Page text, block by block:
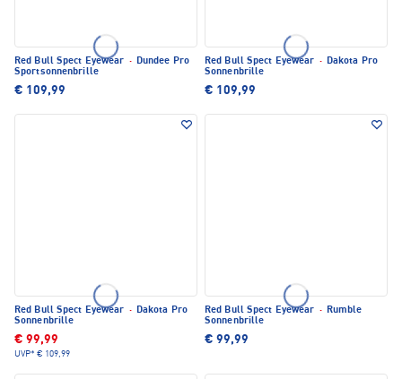
Red Bull Spect Eyewear · Dundee Pro
Sportsonnenbrille
€ 109,99
Red Bull Spect Eyewear · Dakota Pro
Sonnenbrille
€ 109,99
Red Bull Spect Eyewear · Dakota Pro
Sonnenbrille
€ 99,99
UVP* € 109,99
Red Bull Spect Eyewear · Rumble
Sonnenbrille
€ 99,99